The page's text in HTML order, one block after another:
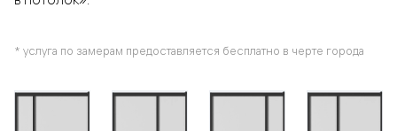
* услуга по замерам предоставляется бесплатно в черте города